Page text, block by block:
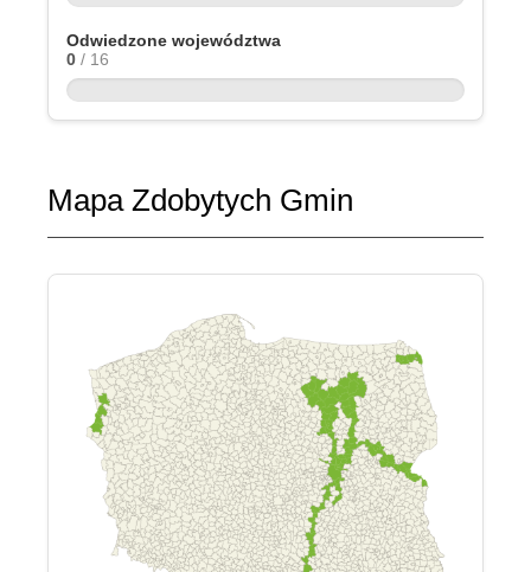
Odwiedzone województwa
0 / 16
Mapa Zdobytych Gmin